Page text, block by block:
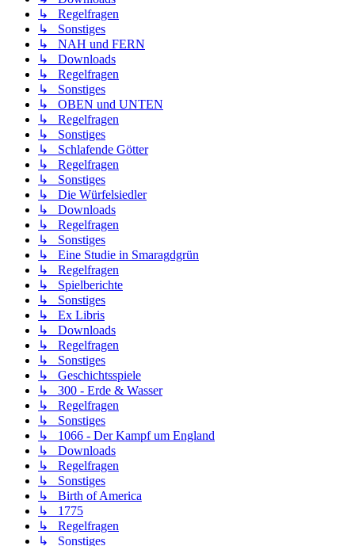
↳ Regelfragen
↳ Sonstiges
↳ NAH und FERN
↳ Downloads
↳ Regelfragen
↳ Sonstiges
↳ OBEN und UNTEN
↳ Regelfragen
↳ Sonstiges
↳ Schlafende Götter
↳ Regelfragen
↳ Sonstiges
↳ Die Würfelsiedler
↳ Downloads
↳ Regelfragen
↳ Sonstiges
↳ Eine Studie in Smaragdgrün
↳ Regelfragen
↳ Spielberichte
↳ Sonstiges
↳ Ex Libris
↳ Downloads
↳ Regelfragen
↳ Sonstiges
↳ Geschichtsspiele
↳ 300 - Erde & Wasser
↳ Regelfragen
↳ Sonstiges
↳ 1066 - Der Kampf um England
↳ Downloads
↳ Regelfragen
↳ Sonstiges
↳ Birth of America
↳ 1775
↳ Regelfragen
↳ Sonstiges